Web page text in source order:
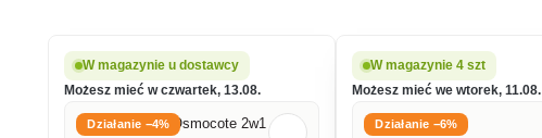
W magazynie u dostawcy
Możesz mieć w czwartek, 13.08.
Działanie −4%
W magazynie 4 szt
Możesz mieć we wtorek, 11.08.
Działanie −6%